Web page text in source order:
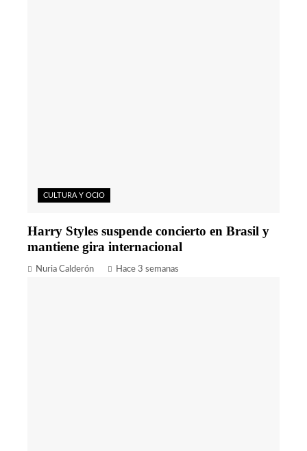
CULTURA Y OCIO
Harry Styles suspende concierto en Brasil y
mantiene gira internacional
Nuria Calderón Hace 3 semanas